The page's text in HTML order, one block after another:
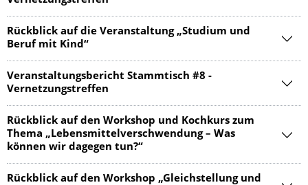
Rückblick auf die Veranstaltung „Studium und
Beruf mit Kind“
Veranstaltungsbericht Stammtisch #8 -
Vernetzungstreffen
Rückblick auf den Workshop und Kochkurs zum
Thema „Lebensmittelverschwendung – Was
können wir dagegen tun?“
Rückblick auf den Workshop „Gleichstellung und